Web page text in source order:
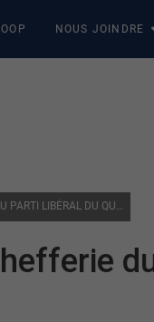
NOUS JOINDRE
POLITIQUE : COURSE À LA CHEFFERIE DU PARTI LIBÉRAL DU QUÉBEC